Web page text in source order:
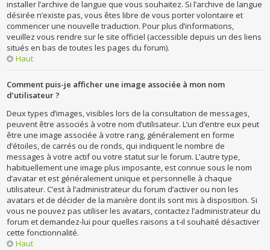
installer l’archive de langue que vous souhaitez. Si l’archive de langue
désirée n’existe pas, vous êtes libre de vous porter volontaire et
commencer une nouvelle traduction. Pour plus d’informations,
veuillez vous rendre sur le site officiel (accessible depuis un des liens
situés en bas de toutes les pages du forum).
Haut
Comment puis-je afficher une image associée à mon nom
d’utilisateur ?
Deux types d’images, visibles lors de la consultation de messages,
peuvent être associés à votre nom d’utilisateur. L’un d’entre eux peut
être une image associée à votre rang, généralement en forme
d’étoiles, de carrés ou de ronds, qui indiquent le nombre de
messages à votre actif ou votre statut sur le forum. L’autre type,
habituellement une image plus imposante, est connue sous le nom
d’avatar et est généralement unique et personnelle à chaque
utilisateur. C’est à l’administrateur du forum d’activer ou non les
avatars et de décider de la manière dont ils sont mis à disposition. Si
vous ne pouvez pas utiliser les avatars, contactez l’administrateur du
forum et demandez-lui pour quelles raisons a t-il souhaité désactiver
cette fonctionnalité.
Haut